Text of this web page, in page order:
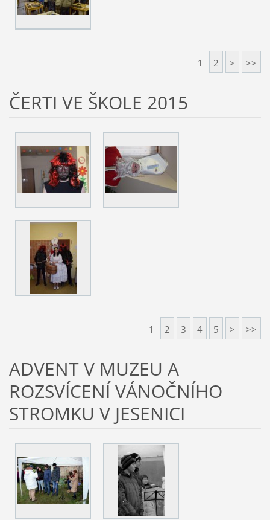
1 2 > >>
ČERTI VE ŠKOLE 2015
1 2 3 4 5 > >>
ADVENT V MUZEU A
ROZSVÍCENÍ VÁNOČNÍHO
STROMKU V JESENICI